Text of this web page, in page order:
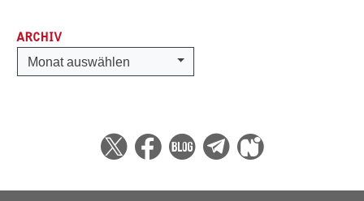
ARCHIV
Archiv
Monat auswählen